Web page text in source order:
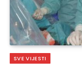
SVE VIJESTI